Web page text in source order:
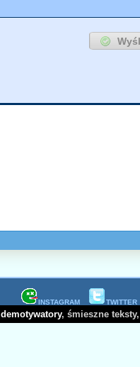
INSTAGRAM TWITTER
demotywatory, śmieszne